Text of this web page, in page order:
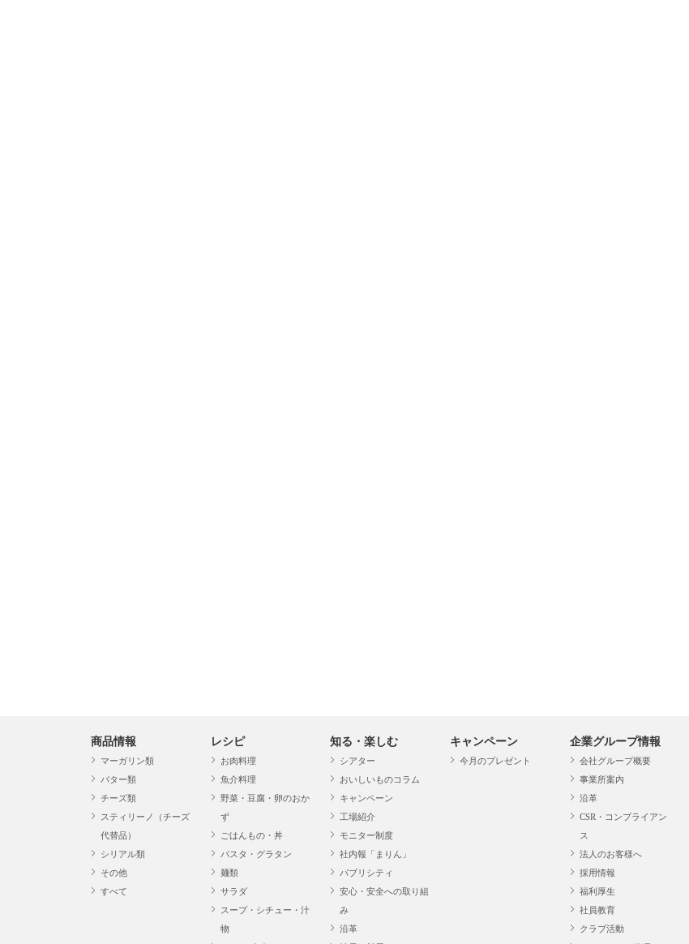
商品情報
マーガリン類
バター類
チーズ類
スティリーノ（チーズ
代替品）
シリアル類
その他
すべて
レシピ
お肉料理
魚介料理
野菜・豆腐・卵のおか
ず
ごはんもの・丼
パスタ・グラタン
麺類
サラダ
スープ・シチュー・汁
物
知る・楽しむ
シアター
おいしいものコラム
キャンペーン
工場紹介
モニター制度
社内報「まりん」
パブリシティ
安心・安全への取り組
み
沿革
キャンペーン
今月のプレゼント
企業グループ情報
会社グループ概要
事業所案内
沿革
CSR・コンプライアン
ス
法人のお客様へ
採用情報
福利厚生
社員教育
クラブ活動